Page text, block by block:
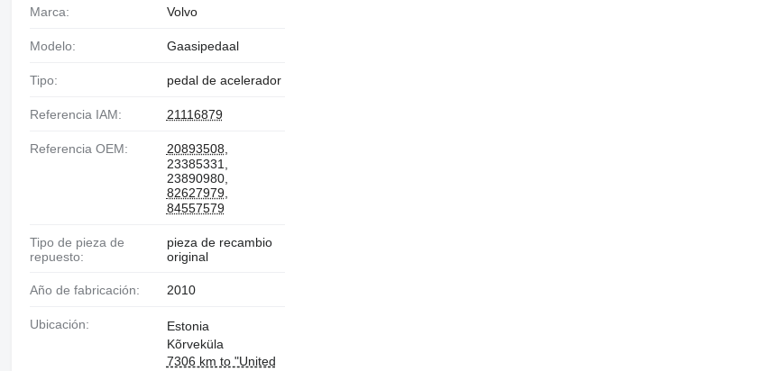
Marca: Volvo
Modelo: Gaasipedaal
Tipo: pedal de acelerador
Referencia IAM: 21116879
Referencia OEM: 20893508
23385331,
23890980,
82627979,
84557579
Tipo de pieza de
repuesto:
pieza de recambio
original
Año de fabricación: 2010
Ubicación:
Estonia
Kõrveküla
7306 km to "United